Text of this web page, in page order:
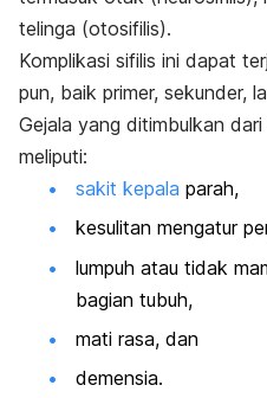
telinga (otosifilis).
Komplikasi sifilis ini dapat
pun, baik primer, sekunder,
Gejala yang ditimbulkan
meliputi:
sakit kepala parah,
kesulitan mengatur
lumpuh atau tidak
bagian tubuh,
mati rasa, dan
demensia.